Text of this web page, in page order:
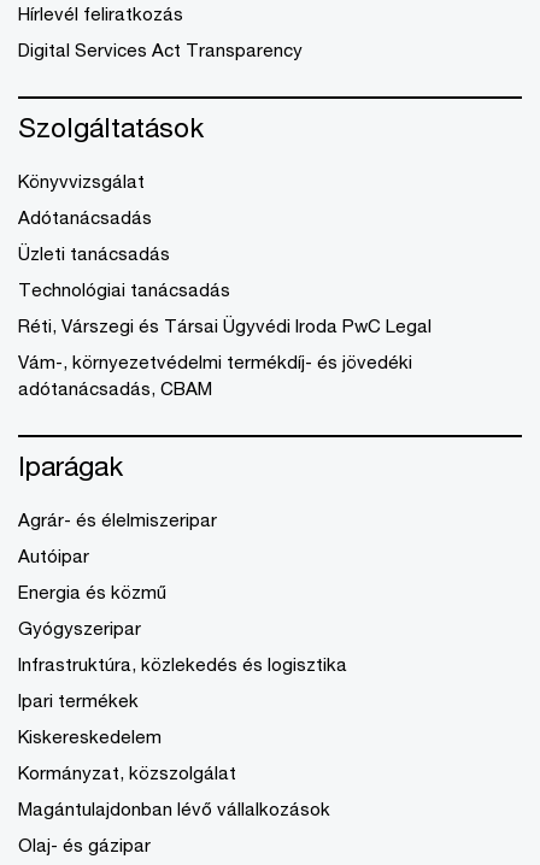
Hírlevél feliratkozás
Digital Services Act Transparency
Szolgáltatások
Könyvvizsgálat
Adótanácsadás
Üzleti tanácsadás
Technológiai tanácsadás
Réti, Várszegi és Társai Ügyvédi Iroda PwC Legal
Vám-, környezetvédelmi termékdíj- és jövedéki
adótanácsadás, CBAM
Iparágak
Agrár- és élelmiszeripar
Autóipar
Energia és közmű
Gyógyszeripar
Infrastruktúra, közlekedés és logisztika
Ipari termékek
Kiskereskedelem
Kormányzat, közszolgálat
Magántulajdonban lévő vállalkozások
Olaj- és gázipar